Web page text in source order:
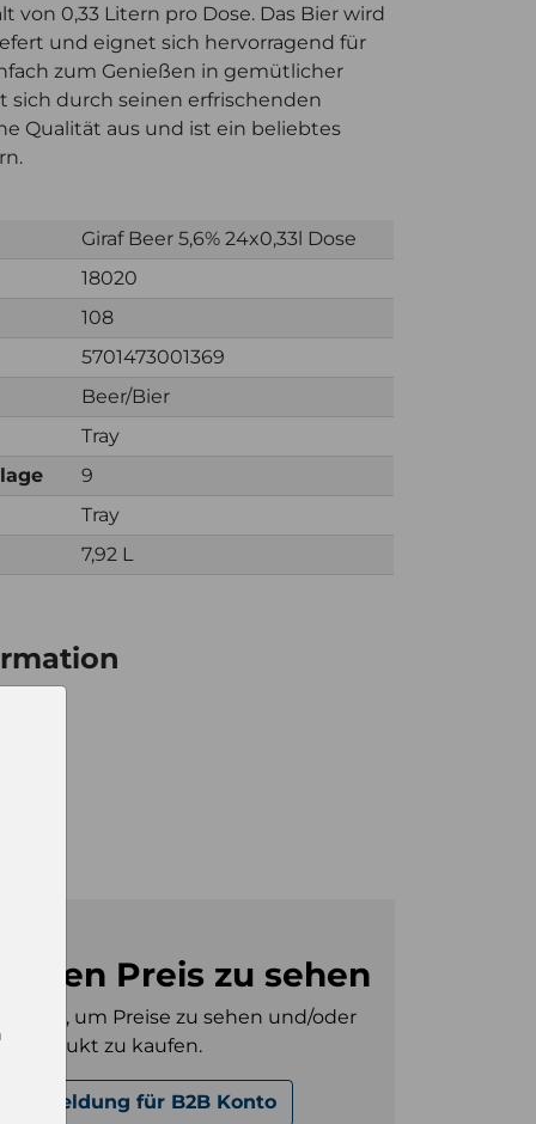
von 0,33 Litern pro Dose. Das Bier wird
und eignet sich hervorragend für
zum Genießen in gemütlicher
sich durch seinen erfrischenden
Qualität aus und ist ein beliebtes
Giraf Beer 5,6% 24x0,33l Dose
18020
108
5701473001369
Beer/Bier
Tray
9
Tray
7,92 L
den Preis zu sehen
sein, um Preise zu sehen und/oder
Produkt zu kaufen.
Anmeldung für B2B Konto